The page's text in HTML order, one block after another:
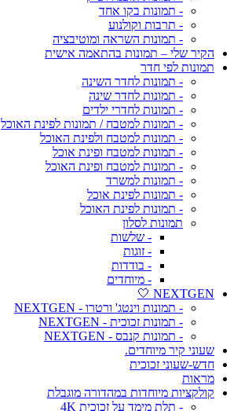
- תמונות בקו אחד
- תרבות וקולנוע
- תמונות השראה ומוטיבציה
הקיר שלי – תמונות בהתאמה אישית
תמונות לפי חדר
- תמונות לחדר השינה
- תמונות לחדר שינה
- תמונות לחדרי ילדים
- תמונות למטבח / תמונות לפינת האוכל
- תמונות למטבח ולפינת האוכל
- תמונות למטבח ופינת אוכל
- תמונות למטבח ופינת האוכל
- תמונות למשרד
- תמונות לפינת אוכל
- תמונות לפינת האוכל
תמונות לסלון
- שלשות
- זוגות
- בודדות
- מיוחדים
NEXTGEN 🤍
- תמונות וינטג' ורטרו - NEXTGEN
- תמונות זכוכית - NEXTGEN
- תמונות קנבס - NEXTGEN
שעוני קיר מיוחדים.
חדש-שעוני זכוכית
מראות
קולקציות מיוחדות במהדורה מוגבלת
- תלת מימד על זכוכית 4K